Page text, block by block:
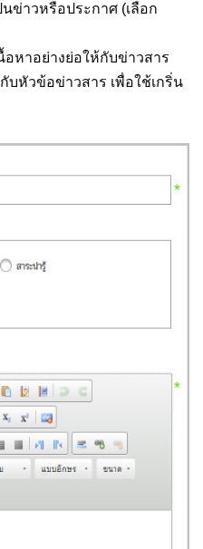
ข่าวหรือประกาศ (เลือก
อหาอย่างย่อให้กับข่าวสาร
บหัวข้อข่าวสาร เพื่อใช้เกริ่น